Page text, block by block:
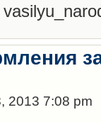
2013 7:08 pm